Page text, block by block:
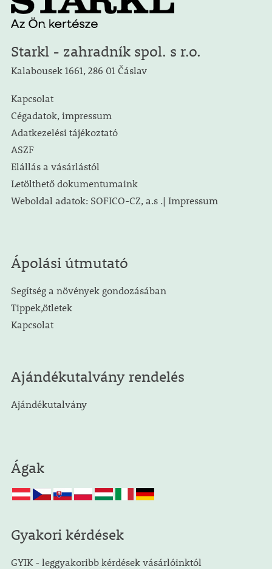
Starkl - zahradník spol. s r.o.
Kalabousek 1661, 286 01 Čáslav
Kapcsolat
Cégadatok, impressum
Adatkezelési tájékoztató
ASZF
Elállás a vásárlástól
Letölthető dokumentumaink
Weboldal adatok: SOFICO-CZ, a.s .| Impressum
Ápolási útmutató
Segítség a növények gondozásában
Tippek,ötletek
Kapcsolat
Ajándékutalvány rendelés
Ajándékutalvány
Ágak
Gyakori kérdések
GYIK - leggyakoribb kérdések vásárlóinktól